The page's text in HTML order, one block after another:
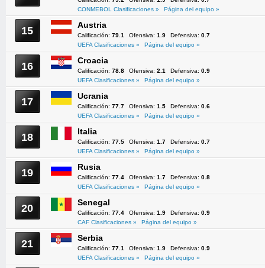
CONMEBOL Clasificaciones »
Página del equipo »
15 Austria
Calificación: 79.1 Ofensiva: 1.9 Defensiva: 0.7
UEFA Clasificaciones »
Página del equipo »
16 Croacia
Calificación: 78.8 Ofensiva: 2.1 Defensiva: 0.9
UEFA Clasificaciones »
Página del equipo »
17 Ucrania
Calificación: 77.7 Ofensiva: 1.5 Defensiva: 0.6
UEFA Clasificaciones »
Página del equipo »
18 Italia
Calificación: 77.5 Ofensiva: 1.7 Defensiva: 0.7
UEFA Clasificaciones »
Página del equipo »
19 Rusia
Calificación: 77.4 Ofensiva: 1.7 Defensiva: 0.8
UEFA Clasificaciones »
Página del equipo »
20 Senegal
Calificación: 77.4 Ofensiva: 1.9 Defensiva: 0.9
CAF Clasificaciones »
Página del equipo »
21 Serbia
Calificación: 77.1 Ofensiva: 1.9 Defensiva: 0.9
UEFA Clasificaciones »
Página del equipo »